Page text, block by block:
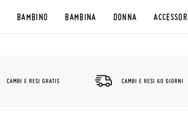
BAMBINO BAMBINA DONNA
CAMBI E RESI GRATIS CAMBI E RESI 60 GIORNI